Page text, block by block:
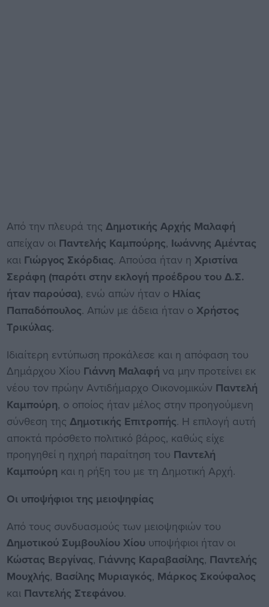
Από την πλευρά της Δημοτικής Αρχής Μαλαφή
απείχαν οι Παντελής Καμπούρης, Ιωάννης Αμέντας
και Γιώργος Σκόρδιας. Απούσα ήταν η Χριστίνα
Σεράφη (παρότι στην εκλογή προέδρου του Δ.Σ.
ήταν παρούσα), ενώ απών ήταν ο Ηλίας
Παπαδόπουλος. Απών με άδεια ήταν ο Χρήστος
Τρικύλας.
Ιδιαίτερη εντύπωση προκάλεσε και η απόφαση του
Δημάρχου Χίου Γιάννη Μαλαφή να μην προτείνει εκ
νέου τον πρώην Αντιδήμαρχο Οικονομικών Παντελή
Καμπούρη, ο οποίος ήταν μέλος στην προηγούμενη
σύνθεση της Δημοτικής Επιτροπής. Η επιλογή αυτή
αποκτά πρόσθετο πολιτικό βάρος, καθώς είχε
προηγηθεί η ηχηρή παραίτηση του Παντελή
Καμπούρη και η ρήξη του με τη Δημοτική Αρχή.
Οι υποψήφιοι της μειοψηφίας
Από τους συνδυασμούς των μειοψηφιών του
Δημοτικού Συμβουλίου Χίουυποψήφιοι ήταν οι
Κώστας Βεργίνας, Γιάννης Καραβασίλης, Παντελής
Μουχλής, Βασίλης Μυριαγκός, Μάρκος Σκούφαλος
και Παντελής Στεφάνου.